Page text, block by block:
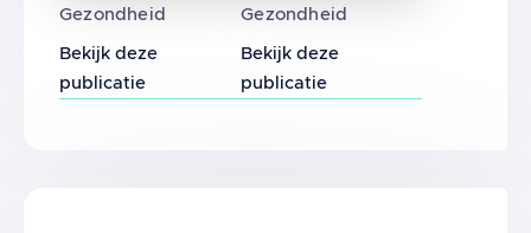
Gezondheid
Bekijk deze
publicatie
Gezondheid
Bekijk deze
publicatie